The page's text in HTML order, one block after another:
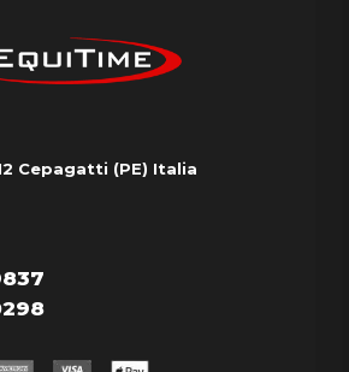
Cepagatti (PE) Italia